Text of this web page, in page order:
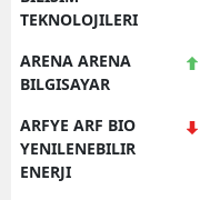
TEKNOLOJILERI
ARENA ARENA
BILGISAYAR
ARFYE ARF BIO
YENILENEBILIR
ENERJI